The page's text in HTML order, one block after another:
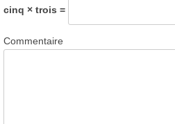
cinq × trois =
Commentaire